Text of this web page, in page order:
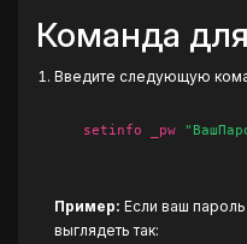
Команда
Введите следующую
setinfo _pw
Пример: Если ваш
выглядеть так: